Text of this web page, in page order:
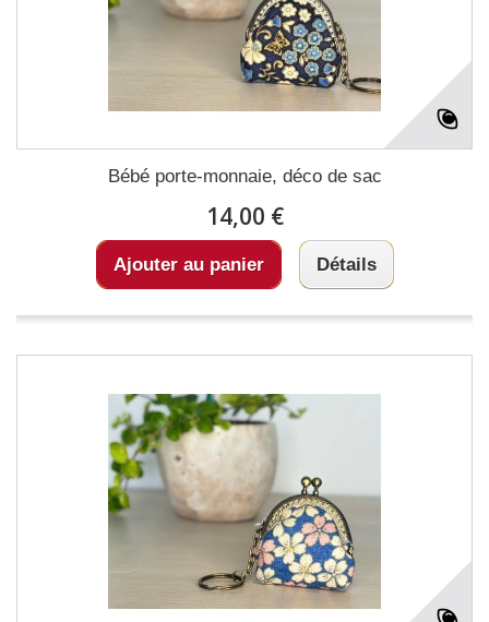
Bébé porte-monnaie, déco de sac
14,00 €
Ajouter au panier Détails